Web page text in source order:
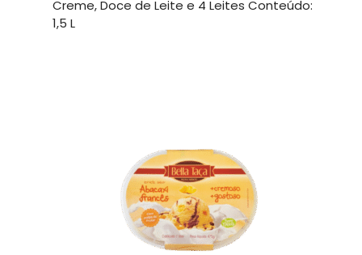
Creme, Doce de Leite e 4 Leites Conteúdo:
1,5 L